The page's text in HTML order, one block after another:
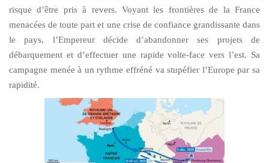
risque d’être pris à revers. Voyant les frontières de la France
menacées de toute part et une crise de confiance grandissante dans
le pays, l’Empereur décide d’abandonner ses projets de
débarquement et d’effectuer une rapide volte-face vers l’est. Sa
campagne menée à un rythme effréné va stupéfier l’Europe par sa
rapidité.